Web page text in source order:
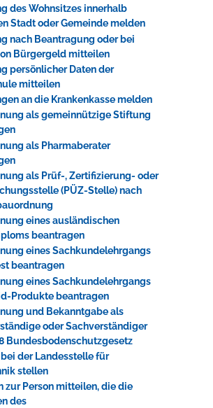
des Wohnsitzes innerhalb
Stadt oder Gemeinde melden
nach Beantragung oder bei
Bürgergeld mitteilen
persönlicher Daten der
mitteilen
an die Krankenkasse melden
als gemeinnützige Stiftung
als Pharmaberater
als Prüf-, Zertifizierung- oder
(PÜZ-Stelle) nach
eines ausländischen
beantragen
eines Sachkundelehrgangs
beantragen
eines Sachkundelehrgangs
Produkte beantragen
und Bekanntgabe als
oder Sachverständiger
Bundesbodenschutzgesetz
der Landesstelle für
stellen
zur Person mitteilen, die die
des